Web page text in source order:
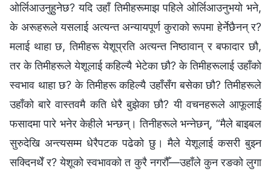
ओर्लिआउनुहुनेछ? यदि उहाँ तिमीहरूमाझ पहिले ओर्लिआउनुभयो भने,
के अरूहरूले यसलाई अत्यन्त अन्यायपूर्ण कुराको रूपमा हेर्नेछैनन् र?
मलाई थाहा छ, तिमीहरू येशूप्रति अत्यन्त निष्ठावान् र बफादार छौ,
तर के तिमीहरूले येशूलाई कहिल्यै भेटेका छौ? के तिमीहरूलाई उहाँको
स्वभाव थाहा छ? के तिमीहरू कहिल्यै उहाँसँग बसेका छौ? तिमीहरूले
उहाँको बारे वास्तवमै कति धेरै बुझेका छौ? यी वचनहरूले आफूलाई
फसादमा पारे भनेर केहीले भन्छन्। तिनीहरूले भन्‍नेछन्, “मैले बाइबल
सुरुदेखि अन्त्यसम्म धेरैपटक पढेको छु। मैले येशूलाई कसरी बुझ्न
सक्दिनथेँ र? येशूको स्वभावको त कुरै नगरौँ—उहाँले कुन रङको लुगा